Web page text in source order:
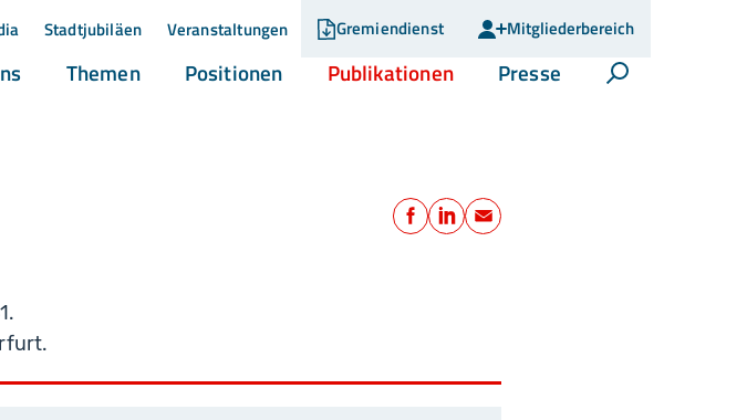
Stadtjubiläen Veranstaltungen Gremiendienst Mitgliederbereich
(current)Themen(current)Positionen(current)Publikationen(current)Presse (current)Suche öffnen
Teilen
Facebook
LinkedIn
E-Mail